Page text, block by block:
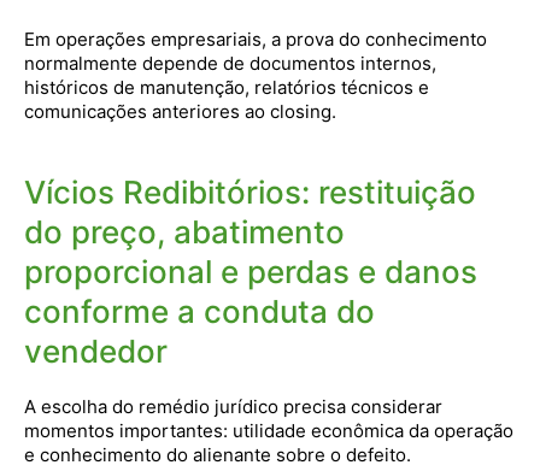
Em operações empresariais, a prova do conhecimento
normalmente depende de documentos internos,
históricos de manutenção, relatórios técnicos e
comunicações anteriores ao closing.
Vícios Redibitórios: restituição
do preço, abatimento
proporcional e perdas e danos
conforme a conduta do
vendedor
A escolha do remédio jurídico precisa considerar
momentos importantes: utilidade econômica da operação
e conhecimento do alienante sobre o defeito.